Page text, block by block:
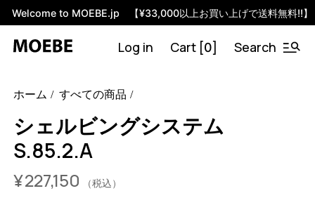
Welcome to MOEBE.jp 【¥33,000以上お買い上げで送料無料!!】
Log in Cart [0] Search
system-s-85-2-a?variant=46584626774248
S.85.2.A.OA.BL
0
ホーム すべての商品
シェルビングシステム
S.85.2.A
¥227,150 （税込）